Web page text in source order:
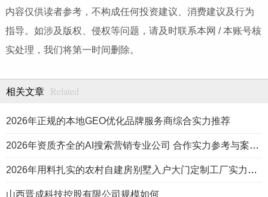
内容仅供读者参考，不构成任何投资建议、消费建议及行为
指导。如涉及版权、侵权等问题，请及时联系本网 / 本账号核
实处理，我们将第一时间删除。
相关文章 Related
2026年正规的本地GEO优化品牌服务商综合实力推荐
2026年资质齐全的AI搜索营销专业公司 合作实力参考与案例盘点
2026年用料扎实的农村自建房别墅入户大门定制工厂实力公司推荐
山西晋成科技控股有限公司规模如何